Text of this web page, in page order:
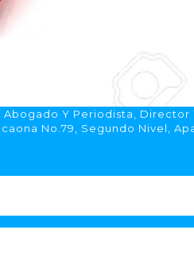
Abogado Y Periodista,
No.79, Segundo Nivel,